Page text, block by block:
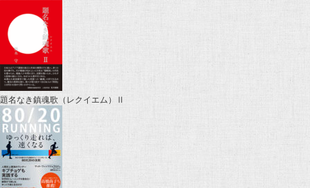
題名なき鎮魂歌（レクイエム）Ⅱ